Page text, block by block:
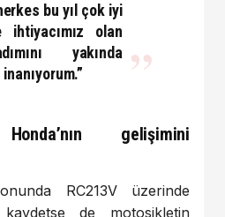
bu yıl çok iyi
ihtiyacımız olan
yakında
gelişimini
RC213V üzerinde
de motosikletin